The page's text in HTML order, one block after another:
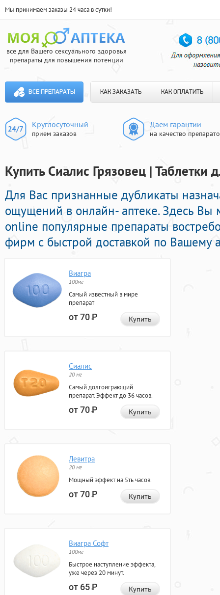
Мы принимаем заказы 24 часа в сутки!
все для Вашего сексуального здоровья
препараты для повышения потенции
ВСЕ ПРЕПАРАТЫ КАК ЗАКАЗАТЬ КАК ОПЛАТИТЬ
Круглосуточный
прием заказов
Даем гарантии
на качество
Купить Сиалис Грязовец | Таблетки
Для Вас признанные дубликаты
ощущений в онлайн- аптеке. Здесь Вы
online популярные препараты
фирм с быстрой доставкой по Вашему
Виагра
100мг
Самый известный в мире
препарат
от 70Р Купить
Сиалис
20 мг
Самый долгоиграющий
препарат. Эффект до 36 часов.
от 70Р Купить
Левитра
20 мг
Мощный эффект на 5ть часов.
от 70Р Купить
Виагра Софт
100мг
Быстрое наступление эффекта,
уже через 20 минут.
от 65Р Купить